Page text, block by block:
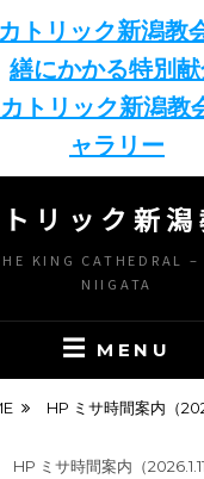
カトリック新潟教
繕にかかる特別
カトリック新潟
ャラリー
リック新潟
KING CATHEDRAL –
NIIGATA
MENU
HP ミサ時間案内（
HP ミサ時間案内（2026.1.11